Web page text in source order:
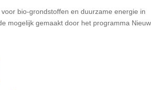
bio-grondstoffen en duurzame energie in
mogelijk gemaakt door het programma